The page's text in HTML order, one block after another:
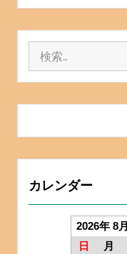
カレンダー
2026年 8月
日
月